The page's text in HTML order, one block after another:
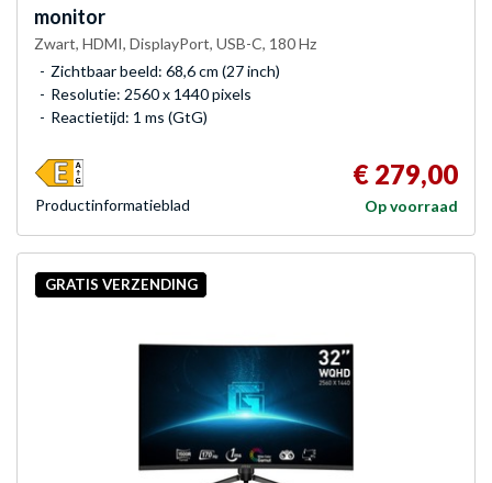
monitor
Zwart, HDMI, DisplayPort, USB-C, 180 Hz
Zichtbaar beeld: 68,6 cm (27 inch)
Resolutie: 2560 x 1440 pixels
Reactietijd: 1 ms (GtG)
€ 279,00
Op voorraad
Product­informatieblad
GRATIS VERZENDING